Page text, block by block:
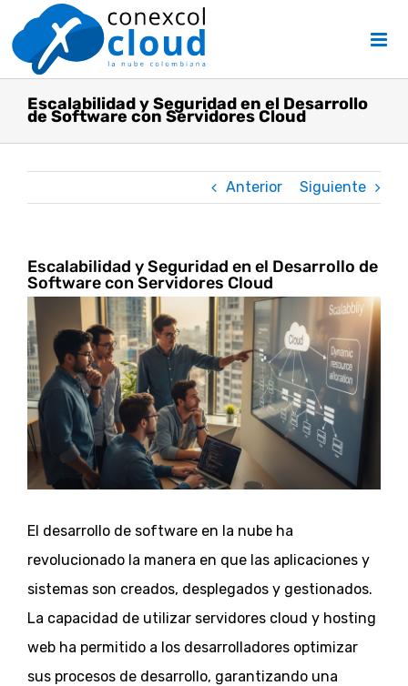
to
content
Escalabilidad y Seguridad en el Desarrollo
de Software con Servidores Cloud
Anterior Siguiente
Escalabilidad y Seguridad en el Desarrollo de
Software con Servidores Cloud
El desarrollo de software en la nube ha
revolucionado la manera en que las aplicaciones y
sistemas son creados, desplegados y gestionados.
La capacidad de utilizar servidores cloud y hosting
web ha permitido a los desarrolladores optimizar
sus procesos de desarrollo, garantizando una